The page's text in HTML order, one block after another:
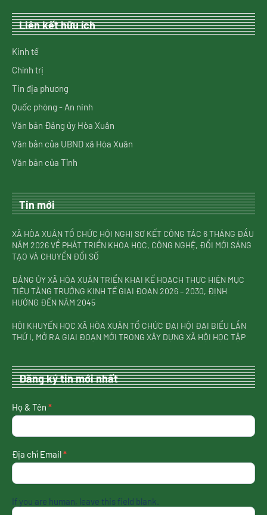
Liên kết hữu ích
Kinh tế
Chính trị
Tin địa phương
Quốc phòng - An ninh
Văn bản Đảng ủy Hòa Xuân
Văn bản của UBND xã Hòa Xuân
Văn bản của Tỉnh
Tin mới
XÃ HÒA XUÂN TỔ CHỨC HỘI NGHỊ SƠ KẾT CÔNG TÁC 6 THÁNG ĐẦU
NĂM 2026 VỀ PHÁT TRIỂN KHOA HỌC, CÔNG NGHỆ, ĐỔI MỚI SÁNG
TẠO VÀ CHUYỂN ĐỔI SỐ
ĐẢNG ỦY XÃ HÒA XUÂN TRIỂN KHAI KẾ HOẠCH THỰC HIỆN MỤC
TIÊU TĂNG TRƯỞNG KINH TẾ GIAI ĐOẠN 2026 – 2030, ĐỊNH
HƯỚNG ĐẾN NĂM 2045
HỘI KHUYẾN HỌC XÃ HÒA XUÂN TỔ CHỨC ĐẠI HỘI ĐẠI BIỂU LẦN
THỨ I, MỞ RA GIAI ĐOẠN MỚI TRONG XÂY DỰNG XÃ HỘI HỌC TẬP
Đăng ký tin mới nhất
nhận
tin
nhất
Họ & Tên *
Địa chỉ Email*
If you are human, leave this field blank.